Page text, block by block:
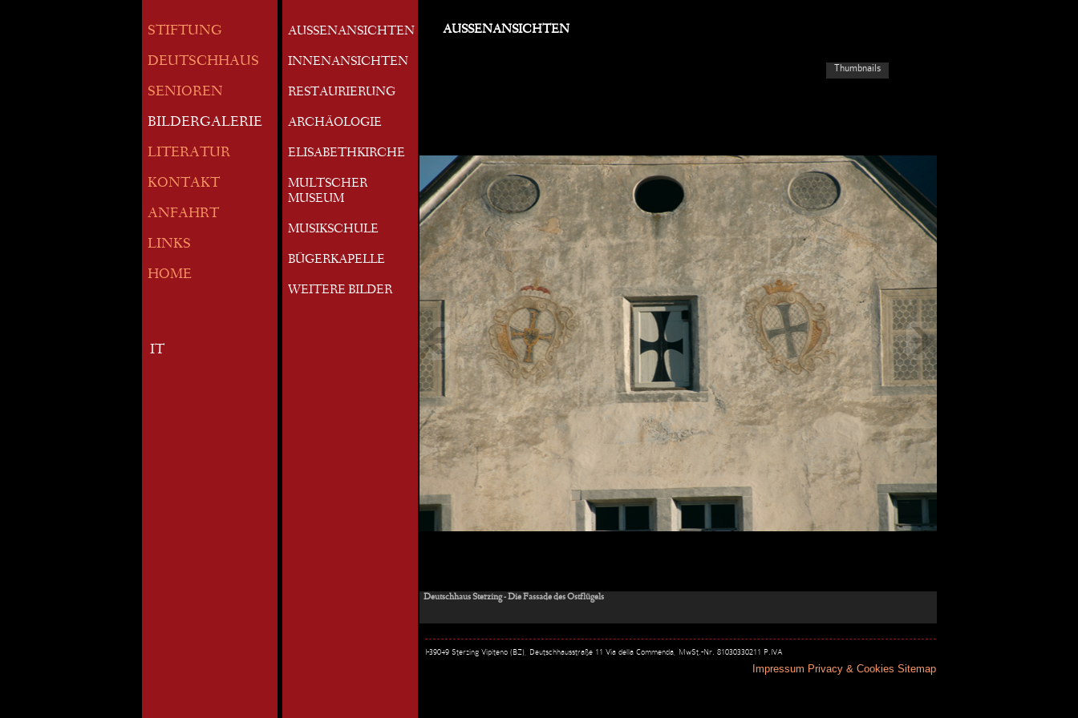
STIFTUNG
DEUTSCHHAUS
SENIOREN
BILDERGALERIE
LITERATUR
KONTAKT
ANFAHRT
LINKS
HOME
IT
AUSSENANSICHTEN
INNENANSICHTEN
RESTAURIERUNG
ARCHÄOLOGIE
ELISABETHKIRCHE
MULTSCHER
MUSEUM
MUSIKSCHULE
BÜGERKAPELLE
WEITERE BILDER
AUSSENANSICHTEN
Deutschhaus Sterzing - Die Fassade des Ostflügels
Thumbnails
I-39049 Sterzing Vipiteno (BZ), Deutschhausstraße 11 Via della Commenda, MwSt.-Nr. 81030330211 P.IVA
Impressum Privacy & Cookies Sitemap